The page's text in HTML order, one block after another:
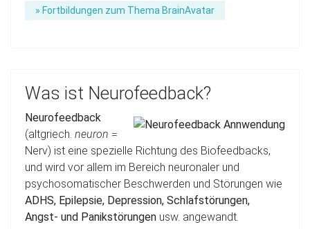
» Fortbildungen zum Thema BrainAvatar
Was ist Neurofeedback?
Neurofeedback
(altgriech. neuron =
Nerv) ist eine spezielle Richtung des Biofeedbacks,
und wird vor allem im Bereich neuronaler und
psychosomatischer Beschwerden und Störungen wie
ADHS, Epilepsie, Depression, Schlafstörungen,
Angst- und Panikstörungen usw. angewandt.